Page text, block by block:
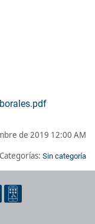
de 2019 12:00 AM
Categorías: Sin categoría
redes sociales y